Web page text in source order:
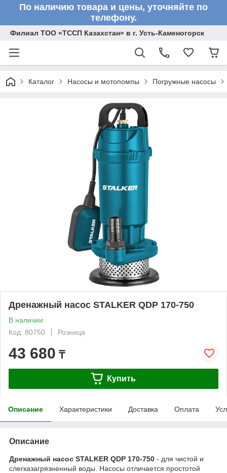
По наличию товара и цены, уточняйте по
телефону.
Филиал ТОО «ТССП Казахстан» в г. Усть-Каменогорск
Каталог Насосы и мотопомпы Погружные насосы
Дренажный насос STALKER QDP 170-750
В наличии
Код: 80750
Розница
43 680 ₸
Купить
Описание Характеристики Доставка Оплата
Описание
Дренажный насос STALKER QDP 170-750 - для чистой и
слегказагрязненный воды. Насосы отличается простотой